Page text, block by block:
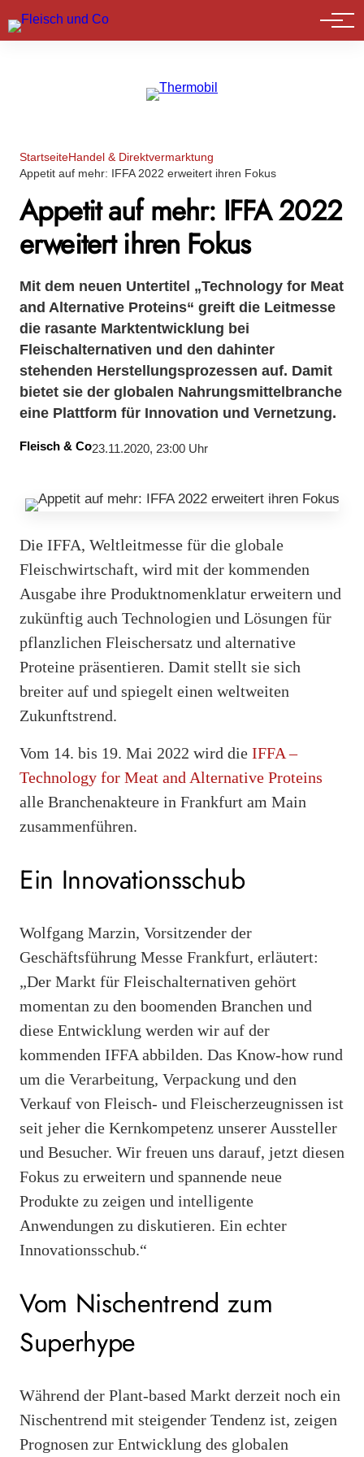
Marktführer
StartseiteHandel & Direktvermarktung
Appetit auf mehr: IFFA 2022 erweitert ihren Fokus
Appetit auf mehr: IFFA 2022
erweitert ihren Fokus
Mit dem neuen Untertitel „Technology for Meat
and Alternative Proteins“ greift die Leitmesse
die rasante Marktentwicklung bei
Fleischalternativen und den dahinter
stehenden Herstellungsprozessen auf. Damit
bietet sie der globalen Nahrungsmittelbranche
eine Plattform für Innovation und Vernetzung.
Fleisch & Co23.11.2020, 23:00 Uhr
Die IFFA, Weltleitmesse für die globale
Fleischwirtschaft, wird mit der kommenden
Ausgabe ihre Produktnomenklatur erweitern und
zukünftig auch Technologien und Lösungen für
pflanzlichen Fleischersatz und alternative
Proteine präsentieren. Damit stellt sie sich
breiter auf und spiegelt einen weltweiten
Zukunftstrend.
Vom 14. bis 19. Mai 2022 wird die IFFA –
Technology for Meat and Alternative Proteins
alle Branchenakteure in Frankfurt am Main
zusammenführen.
Ein Innovationsschub
Wolfgang Marzin, Vorsitzender der
Geschäftsführung Messe Frankfurt, erläutert:
„Der Markt für Fleischalternativen gehört
momentan zu den boomenden Branchen und
diese Entwicklung werden wir auf der
kommenden IFFA abbilden. Das Know-how rund
um die Verarbeitung, Verpackung und den
Verkauf von Fleisch- und Fleischerzeugnissen ist
seit jeher die Kernkompetenz unserer Aussteller
und Besucher. Wir freuen uns darauf, jetzt diesen
Fokus zu erweitern und spannende neue
Produkte zu zeigen und intelligente
Anwendungen zu diskutieren. Ein echter
Innovationsschub.“
Vom Nischentrend zum
Superhype
Während der Plant-based Markt derzeit noch ein
Nischentrend mit steigender Tendenz ist, zeigen
Prognosen zur Entwicklung des globalen